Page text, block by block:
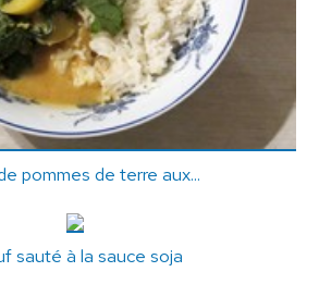
pommes de terre aux...
sauté à la sauce soja